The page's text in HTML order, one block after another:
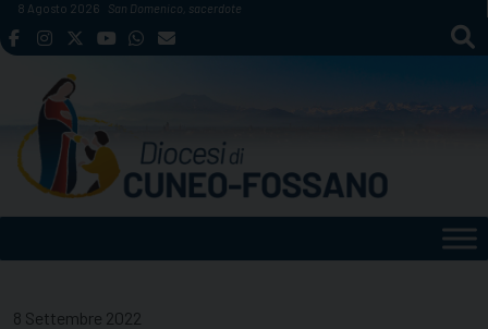
Skip
to
8 Agosto 2026 San Domenico, sacerdote
8 Settembre 2022